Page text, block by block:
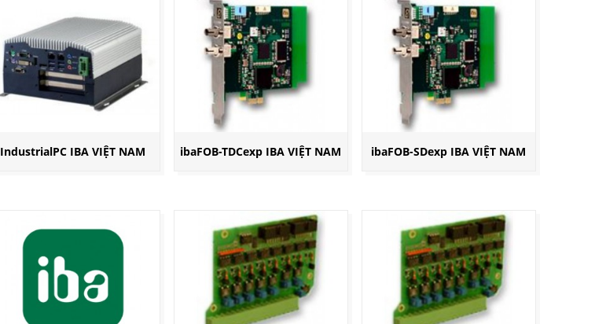
IndustrialPC IBA VIỆT NAM ibaFOB-TDCexp IBA VIỆT NAM ibaFOB-SDexp IBA VIỆT NAM